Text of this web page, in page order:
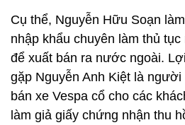
Cụ thể, Nguyễn Hữu Soạn
nhập khẩu chuyên làm thủ
để xuất bán ra nước ngoài.
gặp Nguyễn Anh Kiệt là người
bán xe Vespa cổ cho các
làm giả giấy chứng nhận thu